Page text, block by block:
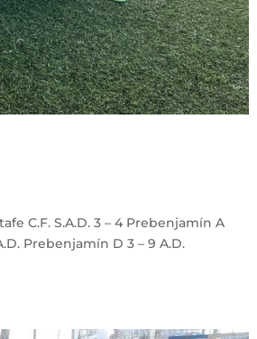
C.F. S.A.D. 3 – 4 Prebenjamín A
Prebenjamín D 3 – 9 A.D.